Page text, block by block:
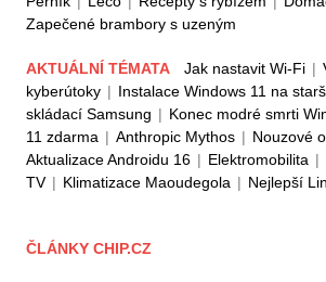
Zapečené brambory s uzeným
AKTUÁLNÍ TÉMATA Jak nastavit Wi-Fi |
kyberútoky | Instalace Windows 11 na
skládací Samsung | Konec modré smrti
11 zdarma | Anthropic Mythos | Nouzové
Aktualizace Androidu 16 | Elektromobilita |
TV | Klimatizace Maoudegola | Nejlepší
ČLÁNKY CHIP.CZ